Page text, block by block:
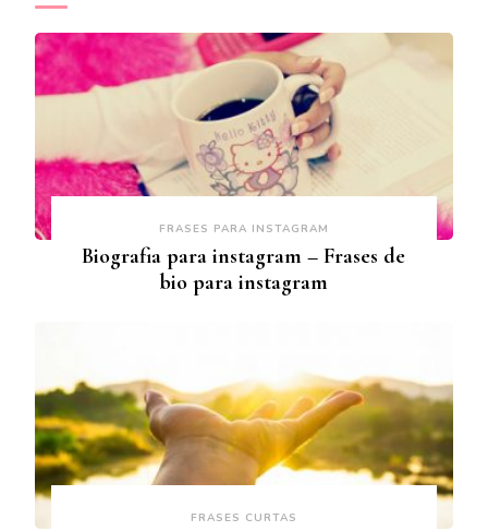
FRASES PARA INSTAGRAM
Biografia para instagram – Frases de
bio para instagram
FRASES CURTAS